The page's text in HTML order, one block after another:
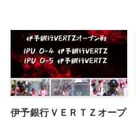
伊予銀行ＶＥＲＴＺオープ